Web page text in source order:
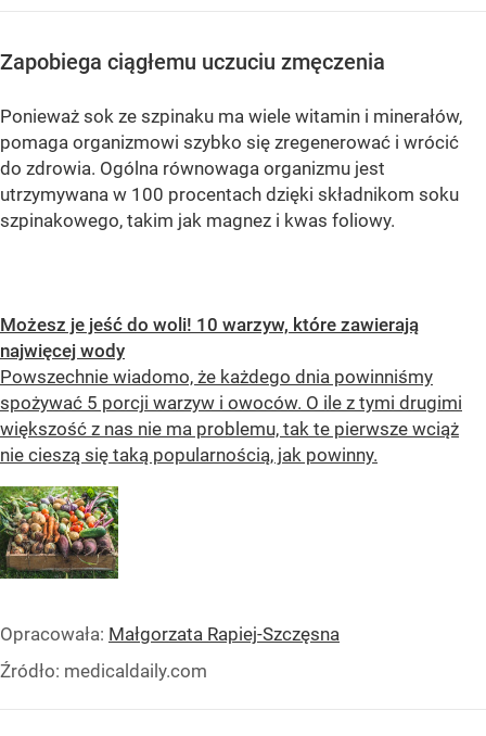
Zapobiega ciągłemu uczuciu zmęczenia
Ponieważ sok ze szpinaku ma wiele witamin i minerałów,
pomaga organizmowi szybko się zregenerować i wrócić
do zdrowia. Ogólna równowaga organizmu jest
utrzymywana w 100 procentach dzięki składnikom soku
szpinakowego, takim jak magnez i kwas foliowy.
Możesz je jeść do woli! 10 warzyw, które zawierają
najwięcej wody
Powszechnie wiadomo, że każdego dnia powinniśmy
spożywać 5 porcji warzyw i owoców. O ile z tymi drugimi
większość z nas nie ma problemu, tak te pierwsze wciąż
nie cieszą się taką popularnością, jak powinny.
Opracowała: Małgorzata Rapiej-Szczęsna
Źródło: medicaldaily.com